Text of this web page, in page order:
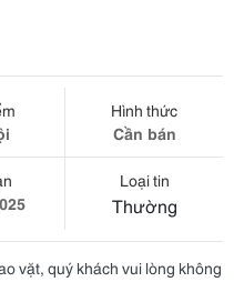
Hình thức
Cần bán
Loại tin
Thường
vặt, quý khách vui lòng không